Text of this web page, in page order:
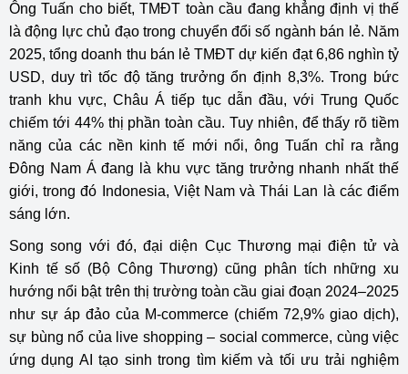
Ông Tuấn cho biết, TMĐT toàn cầu đang khẳng định vị thế
là động lực chủ đạo trong chuyển đổi số ngành bán lẻ. Năm
2025, tổng doanh thu bán lẻ TMĐT dự kiến đạt 6,86 nghìn tỷ
USD, duy trì tốc độ tăng trưởng ổn định 8,3%. Trong bức
tranh khu vực, Châu Á tiếp tục dẫn đầu, với Trung Quốc
chiếm tới 44% thị phần toàn cầu. Tuy nhiên, để thấy rõ tiềm
năng của các nền kinh tế mới nổi, ông Tuấn chỉ ra rằng
Đông Nam Á đang là khu vực tăng trưởng nhanh nhất thế
giới, trong đó Indonesia, Việt Nam và Thái Lan là các điểm
sáng lớn.
Song song với đó, đại diện Cục Thương mại điện tử và
Kinh tế số (Bộ Công Thương) cũng phân tích những xu
hướng nổi bật trên thị trường toàn cầu giai đoạn 2024–2025
như sự áp đảo của M-commerce (chiếm 72,9% giao dịch),
sự bùng nổ của live shopping – social commerce, cùng việc
ứng dụng AI tạo sinh trong tìm kiếm và tối ưu trải nghiệm